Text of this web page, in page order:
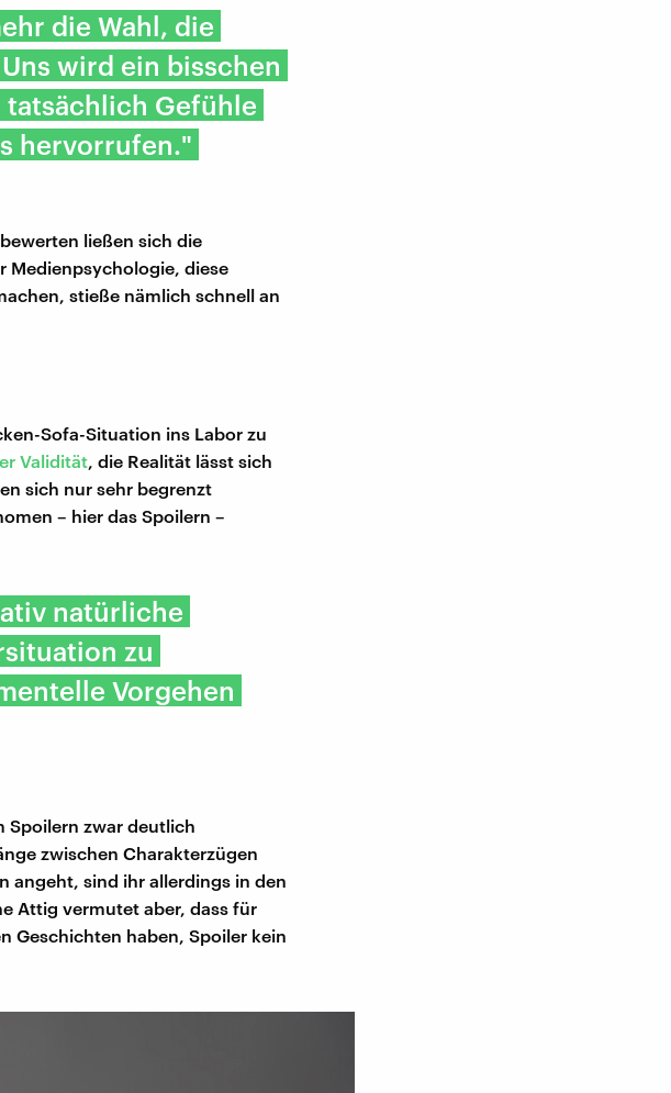
die Wahl, die
wird ein bisschen
tatsächlich Gefühle
hervorrufen."
ließen sich die
Medienpsychologie, diese
stieße nämlich schnell an
Sofa-Situation ins Labor zu
Validität, die Realität lässt sich
sich nur sehr begrenzt
– hier das Spoilern –
natürliche
zu
Vorgehen
Spoilern zwar deutlich
zwischen Charakterzügen
angeht, sind ihr allerdings in den
Attig vermutet aber, dass für
Geschichten haben, Spoiler kein